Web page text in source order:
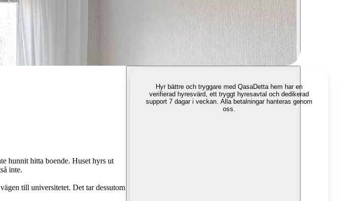
hunnit hitta boende. Huset hyrs ut
inte.
till universitetet. Det tar dessutom
Hyr bättre och tryggare med QasaDetta hem har en
verifierad hyresvärd, ett tryggt hyresavtal och dedikerad
support 7 dagar i veckan. Alla betalningar hanteras genom
oss.